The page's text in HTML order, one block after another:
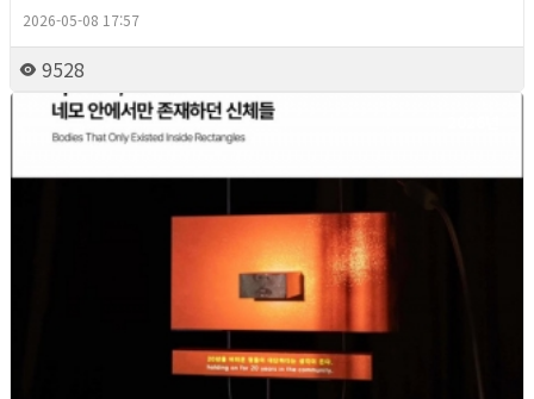
2026-05-08 17:57
9528